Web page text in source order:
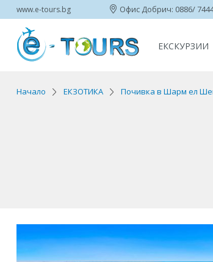
www.e-tours.bg Офис Добрич: 0886/
ЕКСКУРЗИИ
Начало ЕКЗОТИКА Почивка в Шарм ел